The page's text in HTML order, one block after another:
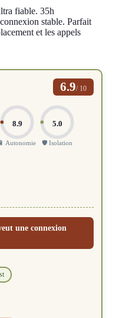
fiable. 35h
stable. Parfait
et les appels
6.9/ 10
8.9
Autonomie
5.0
🛡️ Isolation
une connexion